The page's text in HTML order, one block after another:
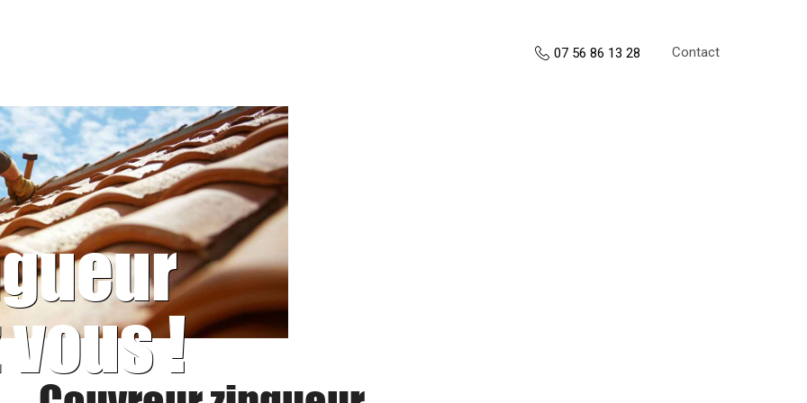
07 56 86 13 28 Contact
!